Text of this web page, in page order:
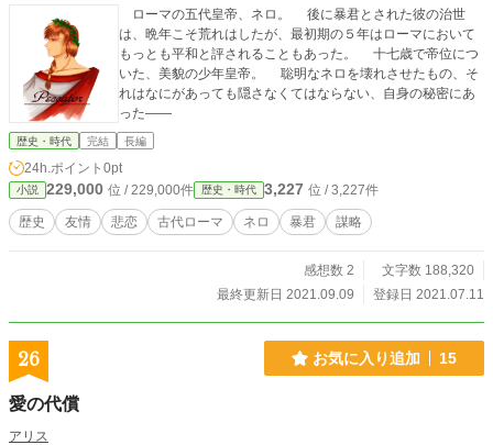
ローマの五代皇帝、ネロ。 後に暴君とされた彼の治世
は、晩年こそ荒れはしたが、最初期の５年はローマにおいて
もっとも平和と評されることもあった。 十七歳で帝位につ
いた、美貌の少年皇帝。 聡明なネロを壊れさせたもの、そ
れはなにがあっても隠さなくてはならない、自身の秘密にあ
った――
歴史・時代 完結 長編
24h.ポイント 0pt
小説 229,000 位 / 229,000件 歴史・時代 3,227 位 / 3,227件
歴史 友情 悲恋 古代ローマ ネロ 暴君 謀略
感想数 2
文字数 188,320
最終更新日 2021.09.09
登録日 2021.07.11
26 お気に入り追加 15
愛の代償
アリス